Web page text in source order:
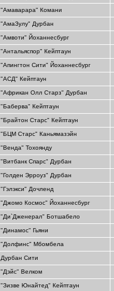
"Амаварара" Комани
"АмаЗулу" Дурбан
"Амвоти" Йоханнесбург
"Антальяспор" Кейптаун
"Апингтон Сити" Йоханнесбург
"АСД" Кейптаун
"Африкан Олл Старз" Дурбан
"Баберва" Кейптаун
"Брайтон Старс" Кейптаун
"БЦМ Старс" Каньямазэйн
"Венда" Тохоянду
"Витбанк Спарс" Дурбан
"Голден Эрроуз" Дурбан
"Гэлэкси" Дочленд
"Джомо Космос" Йоханнесбург
"Ди`Дженерал" Ботшабело
"Динамос" Гьяни
"Долфинс" Мбомбела
Дурбан Сити
"Дэйс" Велком
"Зизве Юнайтед" Кейптаун